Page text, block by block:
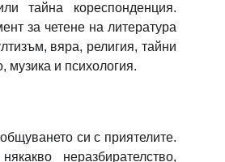
тайна кореспонденция.
за четене на литература
вяра, религия, тайни
музика и психология.
си с приятелите.
неразбирателство,